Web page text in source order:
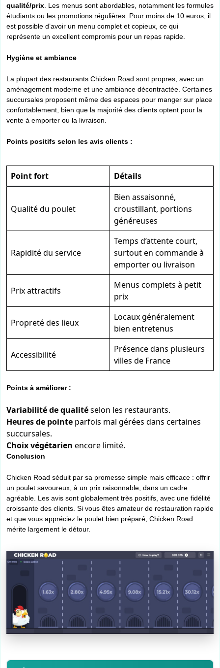
qualité/prix. Les menus sont abordables, notamment les formules
étudiants ou les promotions régulières. Pour moins de 10 euros, il
est possible d’avoir un menu complet et copieux, ce qui
représente un excellent compromis pour un repas rapide.
Hygiène et ambiance
La plupart des restaurants Chicken Road sont propres, avec un
aménagement moderne et une ambiance décontractée. Certaines
succursales proposent même des espaces pour manger sur place
confortablement, bien que la majorité des clients optent pour la
vente à emporter ou la livraison.
Points positifs selon les avis clients :
Point fort Détails
Qualité du poulet
Bien assaisonné,
croustillant, portions
généreuses
Rapidité du service
Temps d’attente court,
surtout en commande à
emporter ou livraison
Prix attractifs
Menus complets à petit
prix
Propreté des lieux
Locaux généralement
bien entretenus
Accessibilité
Présence dans plusieurs
villes de France
Points à améliorer :
Variabilité de qualitéselon les restaurants.
Heures de pointe parfois mal gérées dans certaines
succursales.
Choix végétarien encore limité.
Conclusion
Chicken Road séduit par sa promesse simple mais efficace : offrir
un poulet savoureux, à un prix raisonnable, dans un cadre
agréable. Les avis sont globalement très positifs, avec une fidélité
croissante des clients. Si vous êtes amateur de restauration rapide
et que vous appréciez le poulet bien préparé, Chicken Road
mérite largement le détour.